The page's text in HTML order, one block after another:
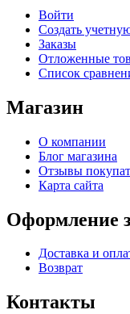
Войти
Создать
Заказы
Отложенные
Список
Магазин
О компании
Блог магазина
Отзывы
Карта сайта
Оформление
Доставка и
Возврат
Контакты